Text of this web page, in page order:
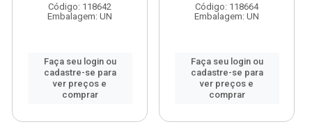
Código: 118642
Embalagem: UN
Faça seu login ou
cadastre-se para
ver preços e
comprar
Código: 118664
Embalagem: UN
Faça seu login ou
cadastre-se para
ver preços e
comprar